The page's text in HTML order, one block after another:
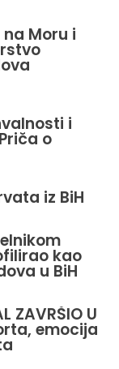
Moru i
i
o
iz BiH
kao
u BiH
ZAVRŠIO U
emocija